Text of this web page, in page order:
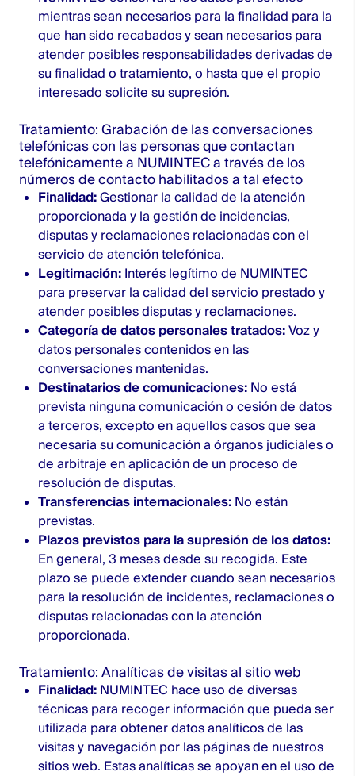
mientras sean necesarios para la finalidad para la
que han sido recabados y sean necesarios para
atender posibles responsabilidades derivadas de
su finalidad o tratamiento, o hasta que el propio
interesado solicite su supresión.
Tratamiento: Grabación de las conversaciones
telefónicas con las personas que contactan
telefónicamente a NUMINTEC a través de los
números de contacto habilitados a tal efecto
Finalidad:Gestionar la calidad de la atención
proporcionada y la gestión de incidencias,
disputas y reclamaciones relacionadas con el
servicio de atención telefónica.
Legitimación: Interés legítimo de NUMINTEC
para preservar la calidad del servicio prestado y
atender posibles disputas y reclamaciones.
Categoría de datos personales tratados:Voz y
datos personales contenidos en las
conversaciones mantenidas.
Destinatarios de comunicaciones: No está
prevista ninguna comunicación o cesión de datos
a terceros, excepto en aquellos casos que sea
necesaria su comunicación a órganos judiciales o
de arbitraje en aplicación de un proceso de
resolución de disputas.
Transferencias internacionales: No están
previstas.
Plazos previstos para la supresión de los datos:
En general, 3 meses desde su recogida. Este
plazo se puede extender cuando sean necesarios
para la resolución de incidentes, reclamaciones o
disputas relacionadas con la atención
proporcionada.
Tratamiento: Analíticas de visitas al sitio web
Finalidad: NUMINTEC hace uso de diversas
técnicas para recoger información que pueda ser
utilizada para obtener datos analíticos de las
visitas y navegación por las páginas de nuestros
sitios web. Estas analíticas se apoyan en el uso de